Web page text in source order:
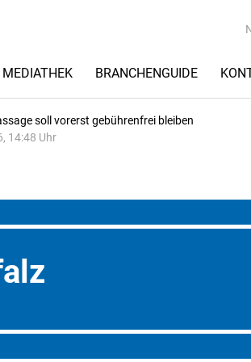
MEDIATHEK BRANCHENGUIDE
soll vorerst gebührenfrei bleiben
14:48 Uhr